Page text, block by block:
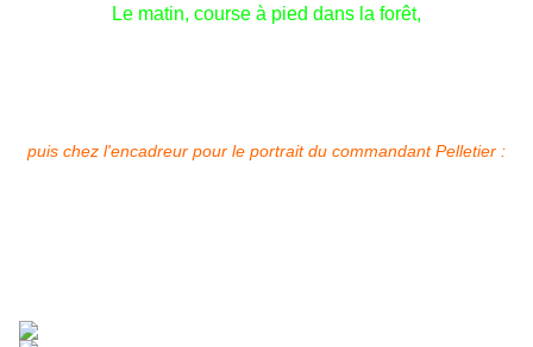
Le matin, course à pied dans la forêt,
puis chez l'encadreur pour le portrait du commandant Pelletier :